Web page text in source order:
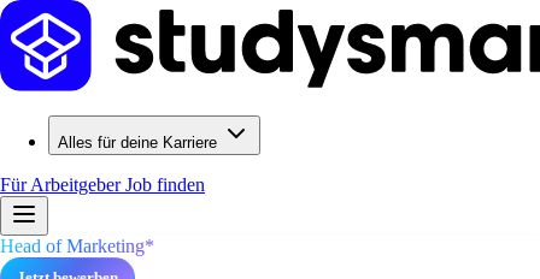
Alles für deine Karriere
Für ArbeitgeberJob finden
Head of Marketing*